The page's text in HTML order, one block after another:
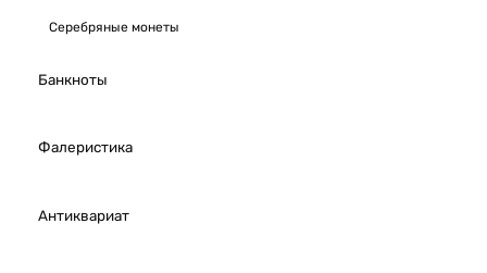
Серебряные монеты
Банкноты
Фалеристика
Антиквариат